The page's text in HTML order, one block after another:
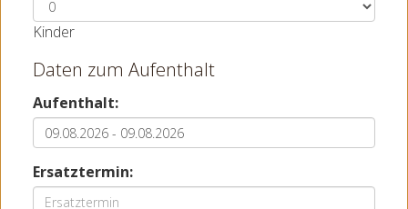
Kinder
Daten zum Aufenthalt
Aufenthalt:
Ersatztermin: